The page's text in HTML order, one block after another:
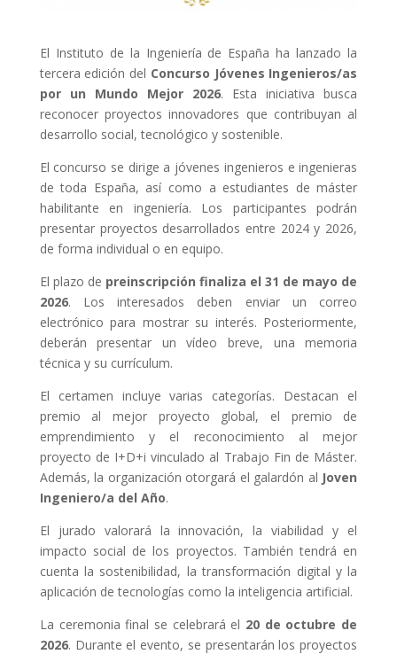
El Instituto de la Ingeniería de España ha lanzado la
tercera edición del Concurso Jóvenes Ingenieros/as
por un Mundo Mejor 2026. Esta iniciativa busca
reconocer proyectos innovadores que contribuyan al
desarrollo social, tecnológico y sostenible.
El concurso se dirige a jóvenes ingenieros e ingenieras
de toda España, así como a estudiantes de máster
habilitante en ingeniería. Los participantes podrán
presentar proyectos desarrollados entre 2024 y 2026,
de forma individual o en equipo.
El plazo de preinscripción finaliza el 31 de mayo de
2026. Los interesados deben enviar un correo
electrónico para mostrar su interés. Posteriormente,
deberán presentar un vídeo breve, una memoria
técnica y su currículum.
El certamen incluye varias categorías. Destacan el
premio al mejor proyecto global, el premio de
emprendimiento y el reconocimiento al mejor
proyecto de I+D+i vinculado al Trabajo Fin de Máster.
Además, la organización otorgará el galardón al Joven
Ingeniero/a del Año.
El jurado valorará la innovación, la viabilidad y el
impacto social de los proyectos. También tendrá en
cuenta la sostenibilidad, la transformación digital y la
aplicación de tecnologías como la inteligencia artificial.
La ceremonia final se celebrará el 20 de octubre de
2026. Durante el evento, se presentarán los proyectos